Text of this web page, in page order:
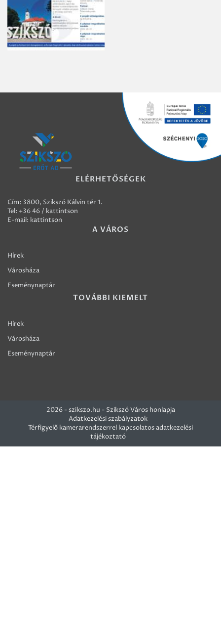
ELÉRHETŐSÉGEK
Cím: 3800, Szikszó Kálvin tér 1.
Tel: +36 46 / kattintson
E-mail: kattintson
A VÁROS
Hírek
Városháza
Eseménynaptár
TOVÁBBI KIEMELT
Hírek
Városháza
Eseménynaptár
2026 - szikszo.hu - Szikszó Város honlapja
Adatkezelési szabályzatok
Térfigyelő kamerarendszerrel kapcsolatos adatkezelési
tájékoztató